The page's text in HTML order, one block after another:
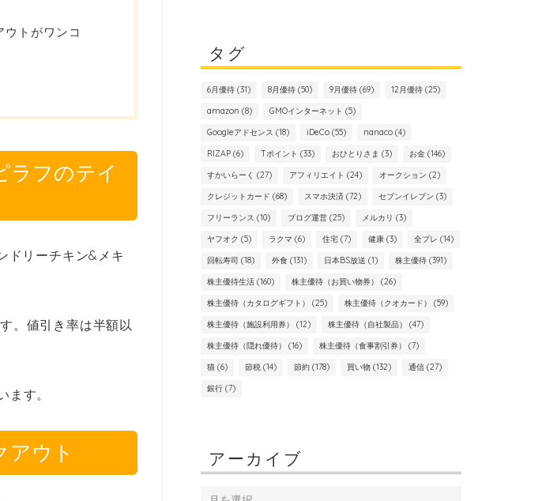
トがワンコ
ラフのテイ
ドリーチキン&メキ
。値引き率は半額以
す。
アウト
タグ
6月優待(31) 8月優待(50) 9月優待(69) 12月優待(25)
amazon (8) GMOインターネット (5)
Googleアドセンス (18) iDeCo(55) nanaco(4)
RIZAP(6) Tポイント (33) おひとりさま (3) お金(146)
すかいらーく (27) アフィリエイト (24) オークション (2)
クレジットカード (68) スマホ決済(72) セブンイレブン (3)
フリーランス (10) ブログ運営(25) メルカリ (3)
ヤフオク (5) ラクマ (6) 住宅(7) 健康(3) 全プレ (14)
回転寿司 (18) 外食(131) 日本BS放送 (1) 株主優待(391)
株主優待生活(160) 株主優待（お買い物券） (26)
株主優待（カタログギフト） (25) 株主優待（クオカード） (59)
株主優待（施設利用券） (12) 株主優待（自社製品） (47)
株主優待（隠れ優待） (16) 株主優待（食事割引券） (7)
猫(6) 節税(14) 節約(178) 買い物(132) 通信(27)
銀行(7)
アーカイブ